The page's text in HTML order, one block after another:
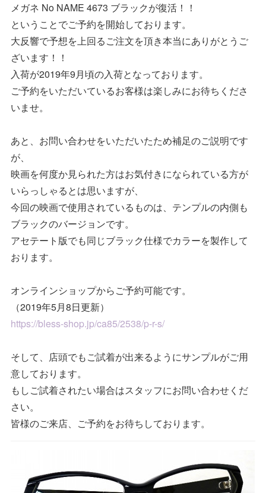
メガネ No NAME 4673 ブラックが復活！！
ということでご予約を開始しております。
大反響で予想を上回るご注文を頂き本当にありがとうご
ざいます！！
入荷が2019年9月頃の入荷となっております。
ご予約をいただいているお客様は楽しみにお待ちくださ
いませ。
あと、お問い合わせをいただいたため補足のご説明です
が、
映画を何度か見られた方はお気付きになられている方が
いらっしゃるとは思いますが、
今回の映画で使用されているものは、テンプルの内側も
ブラックのバージョンです。
アセテート版でも同じブラック仕様でカラーを製作して
おります。
オンラインショップからご予約可能です。
（2019年5月8日更新）
https://bless-shop.jp/ca85/2538/p-r-s/
そして、店頭でもご試着が出来るようにサンプルがご用
意しております。
もしご試着されたい場合はスタッフにお問い合わせくだ
さい。
皆様のご来店、ご予約をお待ちしております。